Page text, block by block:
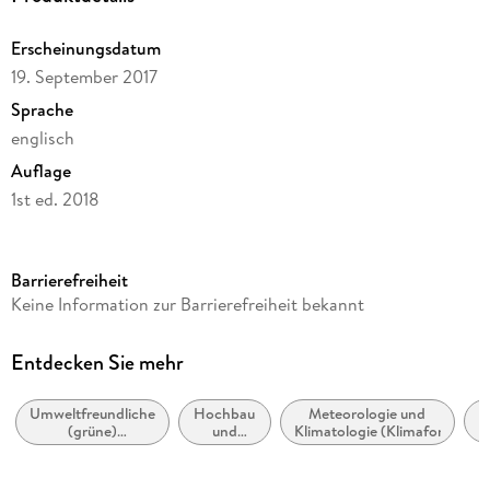
Erscheinungsdatum
19. September 2017
Sprache
englisch
Auflage
1st ed. 2018
Dateigröße
Reihe
Autor/Autorin
Shady Attia
Barrierefreiheit
Keine Information zur Barrierefreiheit bekannt
Entdecken Sie mehr
Umweltfreundliche
(grüne)
Architektur und
Hochbau
und
Baustoffe
Meteorologie und
Klimatologie